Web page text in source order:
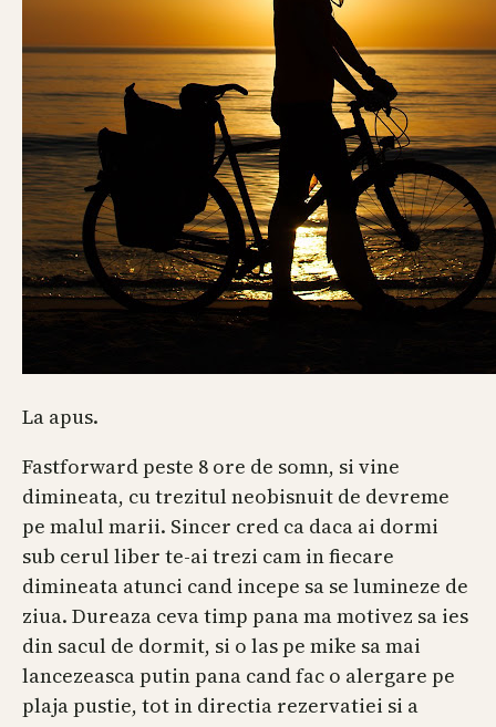
La apus.
Fastforward peste 8 ore de somn, si vine
dimineata, cu trezitul neobisnuit de devreme
pe malul marii. Sincer cred ca daca ai dormi
sub cerul liber te-ai trezi cam in fiecare
dimineata atunci cand incepe sa se lumineze de
ziua. Dureaza ceva timp pana ma motivez sa ies
din sacul de dormit, si o las pe mike sa mai
lancezeasca putin pana cand fac o alergare pe
plaja pustie, tot in directia rezervatiei si a